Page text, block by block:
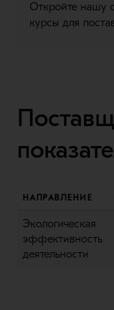
Откройте нашу
курсы для
НАПРАВЛЕНИЕ
Экологическая
эффективность
деятельности